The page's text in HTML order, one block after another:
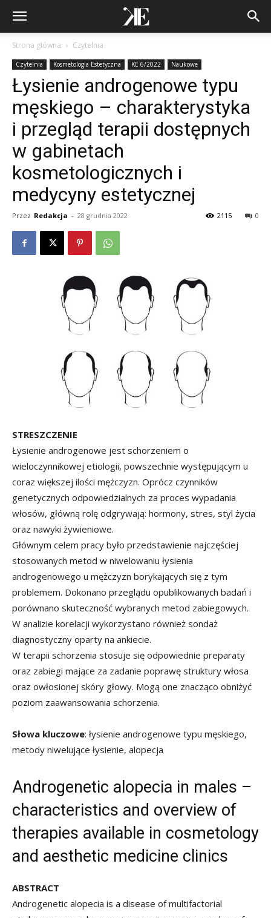
Strona główna Czytelnia
Czytelnia Kosmetologia Estetyczna KE 6/2022 Naukowe
Łysienie androgenowe typu
męskiego – charakterystyka
i przegląd terapii dostępnych
w gabinetach
kosmetologicznych i
medycyny estetycznej
Przez Redakcja - 28 grudnia 2022 0
2115
STRESZCZENIE
Łysienie androgenowe jest schorzeniem o
wieloczynnikowej etiologii, powszechnie występującym u
coraz większej ilości mężczyzn. Oprócz czynników
genetycznych odpowiedzialnych za proces wypadania
włosów, główną rolę odgrywają: hormony, stres, styl życia
oraz nawyki żywieniowe.
Głównym celem pracy było przedstawienie najczęściej
stosowanych metod w niwelowaniu łysienia
androgenowego u mężczyzn borykających się z tym
problemem. Dokonano przeglądu opublikowanych badań i
porównano skuteczność wybranych metod zabiegowych.
W analizie korelacji wykorzystano również sondaż
diagnostyczny oparty na ankiecie.
W terapii schorzenia stosuje się odpowiednie preparaty
oraz zabiegi mające za zadanie poprawę struktury włosa
oraz owłosionej skóry głowy. Mogą one znacząco obniżyć
poziom zaawansowania schorzenia.
Słowa kluczowe: łysienie androgenowe typu męskiego,
metody niwelujące łysienie, alopecja
Androgenetic alopecia in males –
characteristics and overview of
therapies available in cosmetology
and aesthetic medicine clinics
ABSTRACT
Androgenetic alopecia is a disease of multifactorial